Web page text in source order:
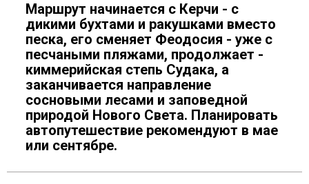
Маршрут начинается с Керчи - с
дикими бухтами и ракушками вместо
песка, его сменяет Феодосия - уже с
песчаными пляжами, продолжает -
киммерийская степь Судака, а
заканчивается направление
сосновыми лесами и заповедной
природой Нового Света. Планировать
автопутешествие рекомендуют в мае
или сентябре.